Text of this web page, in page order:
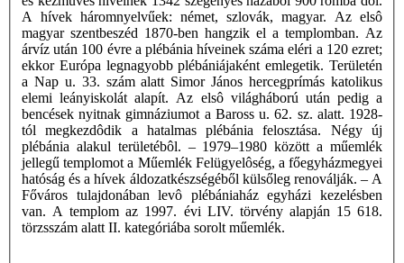
A hívek háromnyelvűek: német, szlovák, magyar. Az elsô
magyar szentbeszéd 1870-ben hangzik el a templomban. Az
árvíz után 100 évre a plébánia híveinek száma eléri a 120 ezret;
ekkor Európa legnagyobb plébániájaként emlegetik. Területén
a Nap u. 33. szám alatt Simor János hercegprímás katolikus
elemi leányiskolát alapít. Az elsô világháború után pedig a
bencések nyitnak gimnáziumot a Baross u. 62. sz. alatt. 1928-
tól megkezdôdik a hatalmas plébánia felosztása. Négy új
plébánia alakul területébôl. – 1979–1980 között a műemlék
jellegű templomot a Műemlék Felügyelôség, a főegyházmegyei
hatóság és a hívek áldozatkészségéből külsőleg renoválják. – A
Főváros tulajdonában levô plébániaház egyházi kezelésben
van. A templom az 1997. évi LIV. törvény alapján 15 618.
törzsszám alatt II. kategóriába sorolt műemlék.